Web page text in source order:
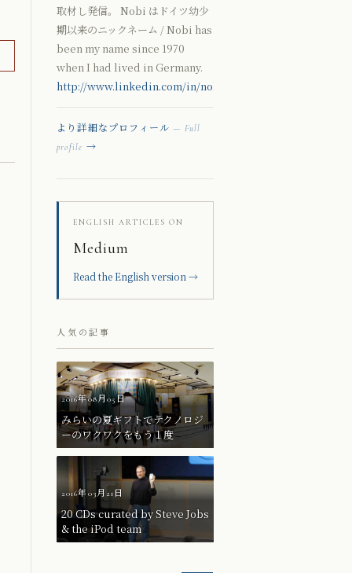
取材し発信。 Nobi はドイツ幼少
期以来のニックネーム / Nobi has
been my name since 1970
when I had lived in Germany.
http://www.linkedin.com/in/nobihaya
より詳細なプロフィール— Full
profile →
ENGLISH ARTICLES ON
Medium
Read the English version →
人気の記事
2016年08月05日
みらいの夏ギフトでテクノロジ
ーのワクワクをもう１度
2016年03月21日
20 CDs curated by Steve Jobs
& the iPod team